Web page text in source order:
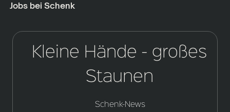
Jobs bei Schenk
Kleine Hände - großes
Staunen
Schenk-News